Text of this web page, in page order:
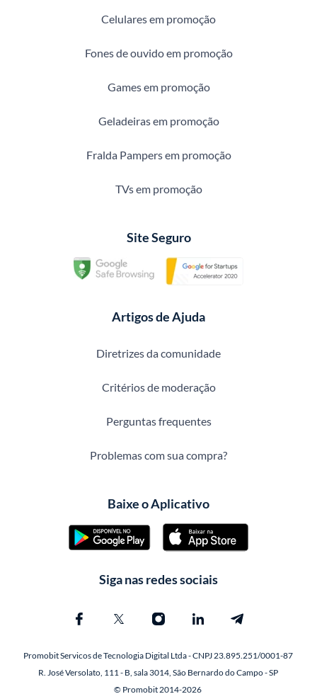
Celulares em promoção
Fones de ouvido em promoção
Games em promoção
Geladeiras em promoção
Fralda Pampers em promoção
TVs em promoção
Site Seguro
Artigos de Ajuda
Diretrizes da comunidade
Critérios de moderação
Perguntas frequentes
Problemas com sua compra?
Baixe o Aplicativo
Siga nas redes sociais
Promobit Servicos de Tecnologia Digital Ltda - CNPJ 23.895.251/0001-87
R. José Versolato, 111 - B, sala 3014, São Bernardo do Campo - SP
© Promobit 2014-2026